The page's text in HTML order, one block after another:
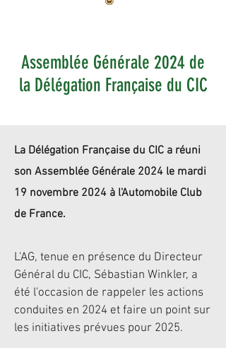
Assemblée Générale 2024 de
la Délégation Française du CIC
La Délégation Française du CIC a réuni
son Assemblée Générale 2024 le mardi
19 novembre 2024 à l'Automobile Club
de France.
L'AG, tenue en présence du Directeur
Général du CIC, Sébastian Winkler, a
été l'occasion de rappeler les actions
conduites en 2024 et faire un point sur
les initiatives prévues pour 2025.